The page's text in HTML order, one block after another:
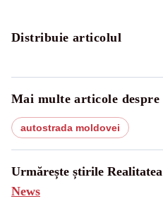
Distribuie articolul
Mai multe articole despre
autostrada moldovei
Urmărește știrile
News